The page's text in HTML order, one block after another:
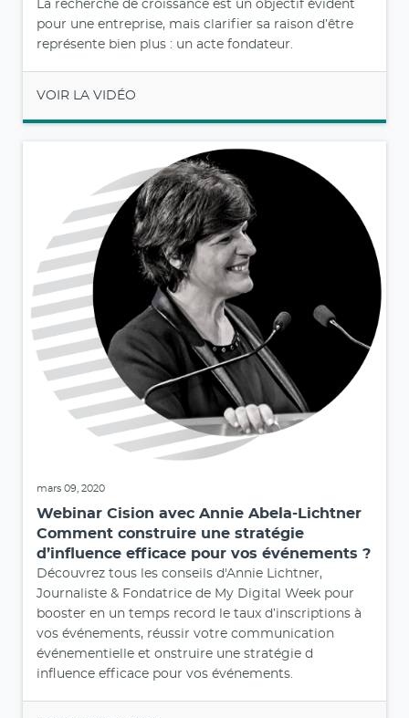
La recherche de croissance est un objectif évident
pour une entreprise, mais clarifier sa raison d’être
représente bien plus : un acte fondateur.
VOIR LA VIDÉO
mars 09, 2020
Webinar Cision avec Annie Abela-Lichtner
Comment construire une stratégie
d’influence efficace pour vos événements ?
Découvrez tous les conseils d'Annie Lichtner,
Journaliste & Fondatrice de My Digital Week pour
booster en un temps record le taux d’inscriptions à
vos événements, réussir votre communication
événementielle et onstruire une stratégie d
influence efficace pour vos événements.